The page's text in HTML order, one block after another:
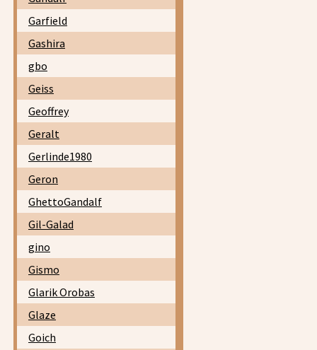
Garfield
Gashira
gbo
Geiss
Geoffrey
Geralt
Gerlinde1980
Geron
GhettoGandalf
Gil-Galad
gino
Gismo
Glarik Orobas
Glaze
Goich